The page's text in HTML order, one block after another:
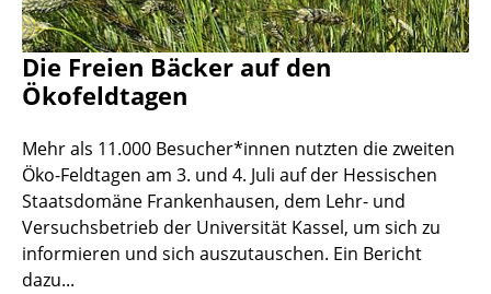
Die Freien Bäcker auf den
Ökofeldtagen
Mehr als 11.000 Besucher*innen nutzten die zweiten
Öko-Feldtagen am 3. und 4. Juli auf der Hessischen
Staatsdomäne Frankenhausen, dem Lehr- und
Versuchsbetrieb der Universität Kassel, um sich zu
informieren und sich auszutauschen. Ein Bericht
dazu...